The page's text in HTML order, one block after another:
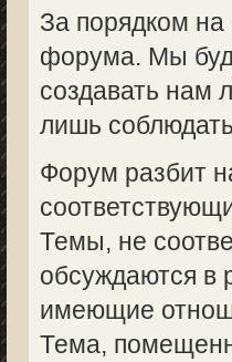
За порядком
форума. Мы
создавать нам
лишь
Форум разбит
Темы, не
обсуждаются в
имеющие
Тема,